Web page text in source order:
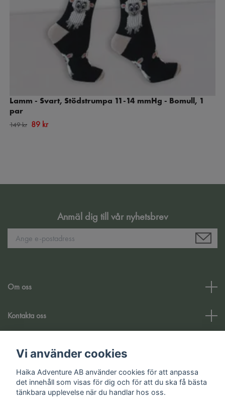
Lamm - Svart, Stödstrumpa 11-14 mmHg - Bomull, 1
par
149 kr 89 kr
Anmäl dig till vår nyhetsbrev
Om oss
Kontakta oss
Sociala medier
Vi använder cookies
Haika Adventure AB använder cookies för att anpassa
det innehåll som visas för dig och för att du ska få bästa
tänkbara upplevelse när du handlar hos oss.